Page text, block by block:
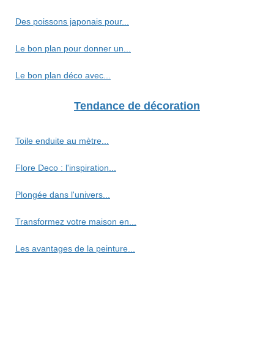
Des poissons japonais pour...
Le bon plan pour donner un...
Le bon plan déco avec...
Tendance de décoration
Toile enduite au mètre...
Flore Deco : l'inspiration...
Plongée dans l'univers...
Transformez votre maison en...
Les avantages de la peinture...